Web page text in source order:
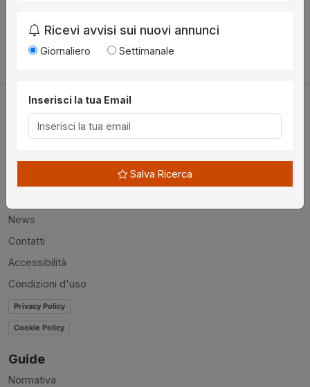
Cambia la ricerca
News
Contatti
Accessibilità
Condizioni d'uso
Privacy Policy
Cookie Policy
Guide
Normativa
Ricevi avvisi sui nuovi annunci
Giornaliero Settimanale
Inserisci la tua Email
Salva Ricerca